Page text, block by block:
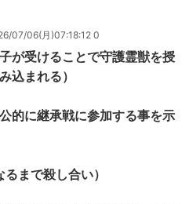
07/06(月)07:18:12 0
が受けることで守護霊獣を授
込まれる）
的に継承戦に参加する事を示
まで殺し合い）